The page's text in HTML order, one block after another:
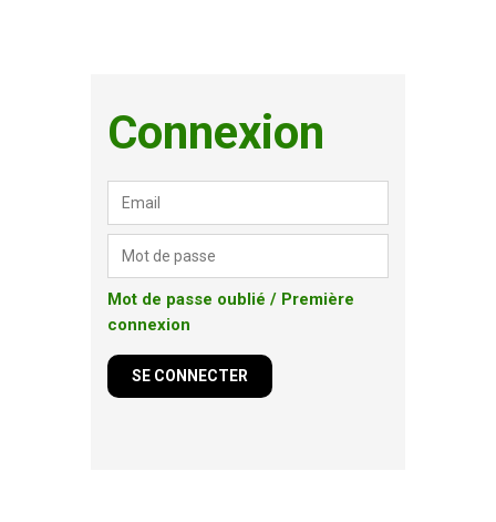
Connexion
Mot de passe oublié / Première
connexion